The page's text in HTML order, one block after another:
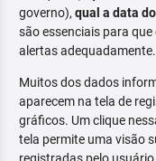
governo), qual a data
são essenciais para
alertas adequadamente.
Muitos dos dados
aparecem na tela de
gráficos. Um clique
tela permite uma visão